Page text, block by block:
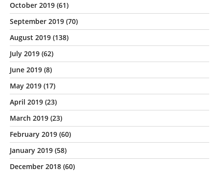
October 2019 (61)
September 2019 (70)
August 2019 (138)
July 2019 (62)
June 2019 (8)
May 2019 (17)
April 2019 (23)
March 2019 (23)
February 2019 (60)
January 2019 (58)
December 2018 (60)